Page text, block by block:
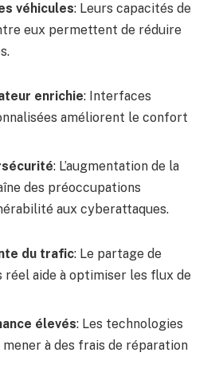
véhicules: Leurs capacités de
eux permettent de réduire
enrichie: Interfaces
améliorent le confort
: L’augmentation de la
des préoccupations
aux cyberattaques.
du trafic: Le partage de
réel aide à optimiser les flux de
élevés: Les technologies
à des frais de réparation